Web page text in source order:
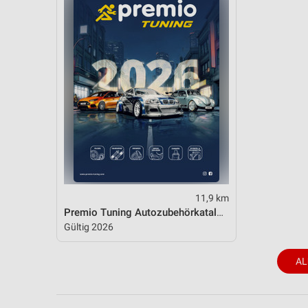
11,9 km
Premio Tuning Autozubehörkatalog 2026
Gültig 2026